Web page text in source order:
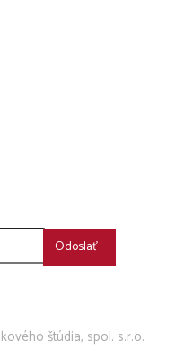
Odoslať
štúdia, spol. s.r.o.